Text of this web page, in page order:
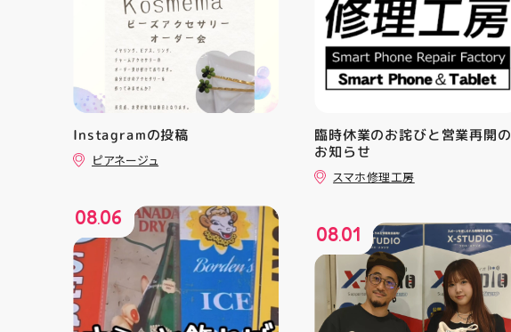
Instagramの投稿
ピアネージュ
08.06
臨時休業のお詫びと営業再開の
お知らせ
スマホ修理工房
08.01